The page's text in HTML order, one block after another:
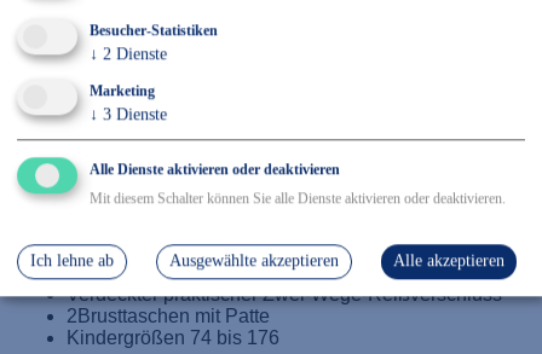
Besucher-Statistiken
↓ 2 Dienste
Marketing
↓ 3 Dienste
Alle Dienste aktivieren oder deaktivieren
Mit diesem Schalter können Sie alle Dienste aktivieren oder deaktivieren.
Ich lehne ab Ausgewählte akzeptieren Alle akzeptieren
✓ Sicher Einkaufen & Bezahlen
Details
65 % Polyester / 35 % Baumwolle, Größe: 74-176
Bestex, KOV6535, Einfarbige Overalls für Kinder, kleine
Größen, verschiedene Farben
Overall für Kinder in großer Farbauswahl
Verdeckter praktischer Zwei-Wege-Reißverschluss
2Brusttaschen mit Patte
Kindergrößen 74 bis 176